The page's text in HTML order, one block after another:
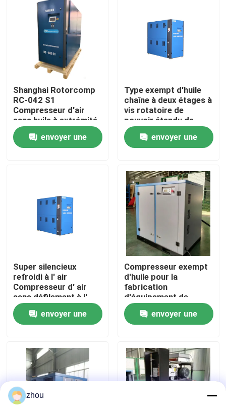
Maison
Produits
Au sujet de nous
Contrôle de qualité
Contactez-nous
Cas
Demandez une citation
Shanghai Rotorcomp
RC-042 S1
Compresseur d'air
sans huile à extrémité
d'air avec 2890 min de
vitesse du moteur
envoyer une
Type exempt d'huile
chaîne à deux étages à
vis rotatoire de
pouvoir étendu de
compresseur d'air
envoyer une
Super silencieux
refroidi à l' air
Compresseur d' air
sans défilement à l'
huile
envoyer une
Compresseur exempt
d'huile pour la
fabrication
d'équipement de
précision
envoyer une
zhou